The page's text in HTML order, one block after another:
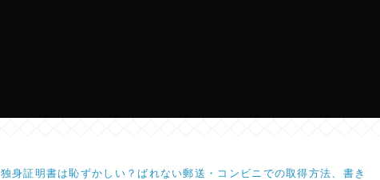
独身証明書は恥ずかしい？ばれない郵送・コンビニでの取得方法、書き